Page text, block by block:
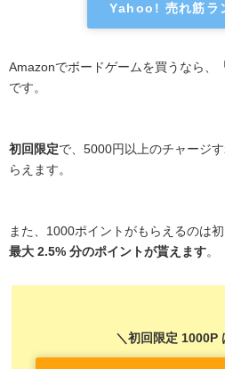
Yahoo! 売れ筋ラ
Amazonでボードゲームを買うなら、
です。
初回限定で、5000円以上のチャージ
らえます。
また、1000ポイントがもらえるのは初
最大 2.5% 分のポイントが貰えます。
＼初回限定 1000P